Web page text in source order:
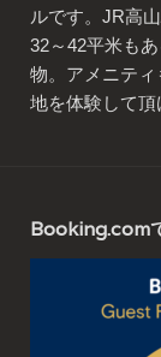
ルです。JR高
32～42平米も
物。アメニテ
地を体験して頂
Booking.com